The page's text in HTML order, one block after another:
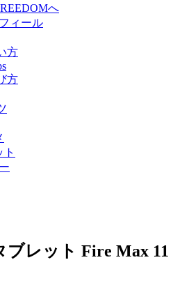
へ
ィール
方
方
ト
ブレット Fire Max 11